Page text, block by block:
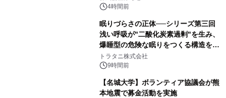
得な素泊まり連泊プランで
4時間前
眠りづらさの正体──シリーズ第三回
浅い呼吸が"二酸化炭素過剰"を生み、
爆睡型の危険な眠りをつくる構造を解
説
トラタニ株式会社
9時間前
【名城大学】ボランティア協議会が熊
本地震で募金活動を実施